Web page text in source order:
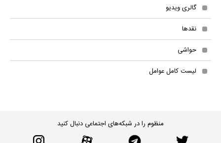
گالری ویدیو
نقدها
حواشی
لیست کامل عوامل
منظوم را در شبکه‌های اجتماعی دنبال کنید